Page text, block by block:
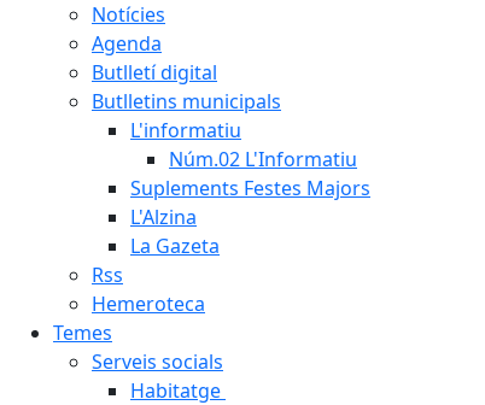
Notícies
Agenda
Butlletí digital
Butlletins municipals
L'informatiu
Núm.02 L'Informatiu
Suplements Festes Majors
L'Alzina
La Gazeta
Rss
Hemeroteca
Temes
Serveis socials
Habitatge